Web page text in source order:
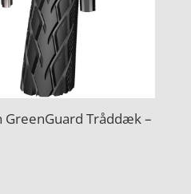
GreenGuard Tråddæk –